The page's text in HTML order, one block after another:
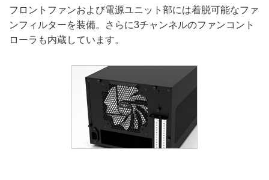
フロントファンおよび電源ユニット部には着脱可能なファ
ンフィルターを装備。さらに3チャンネルのファンコント
ローラも内蔵しています。